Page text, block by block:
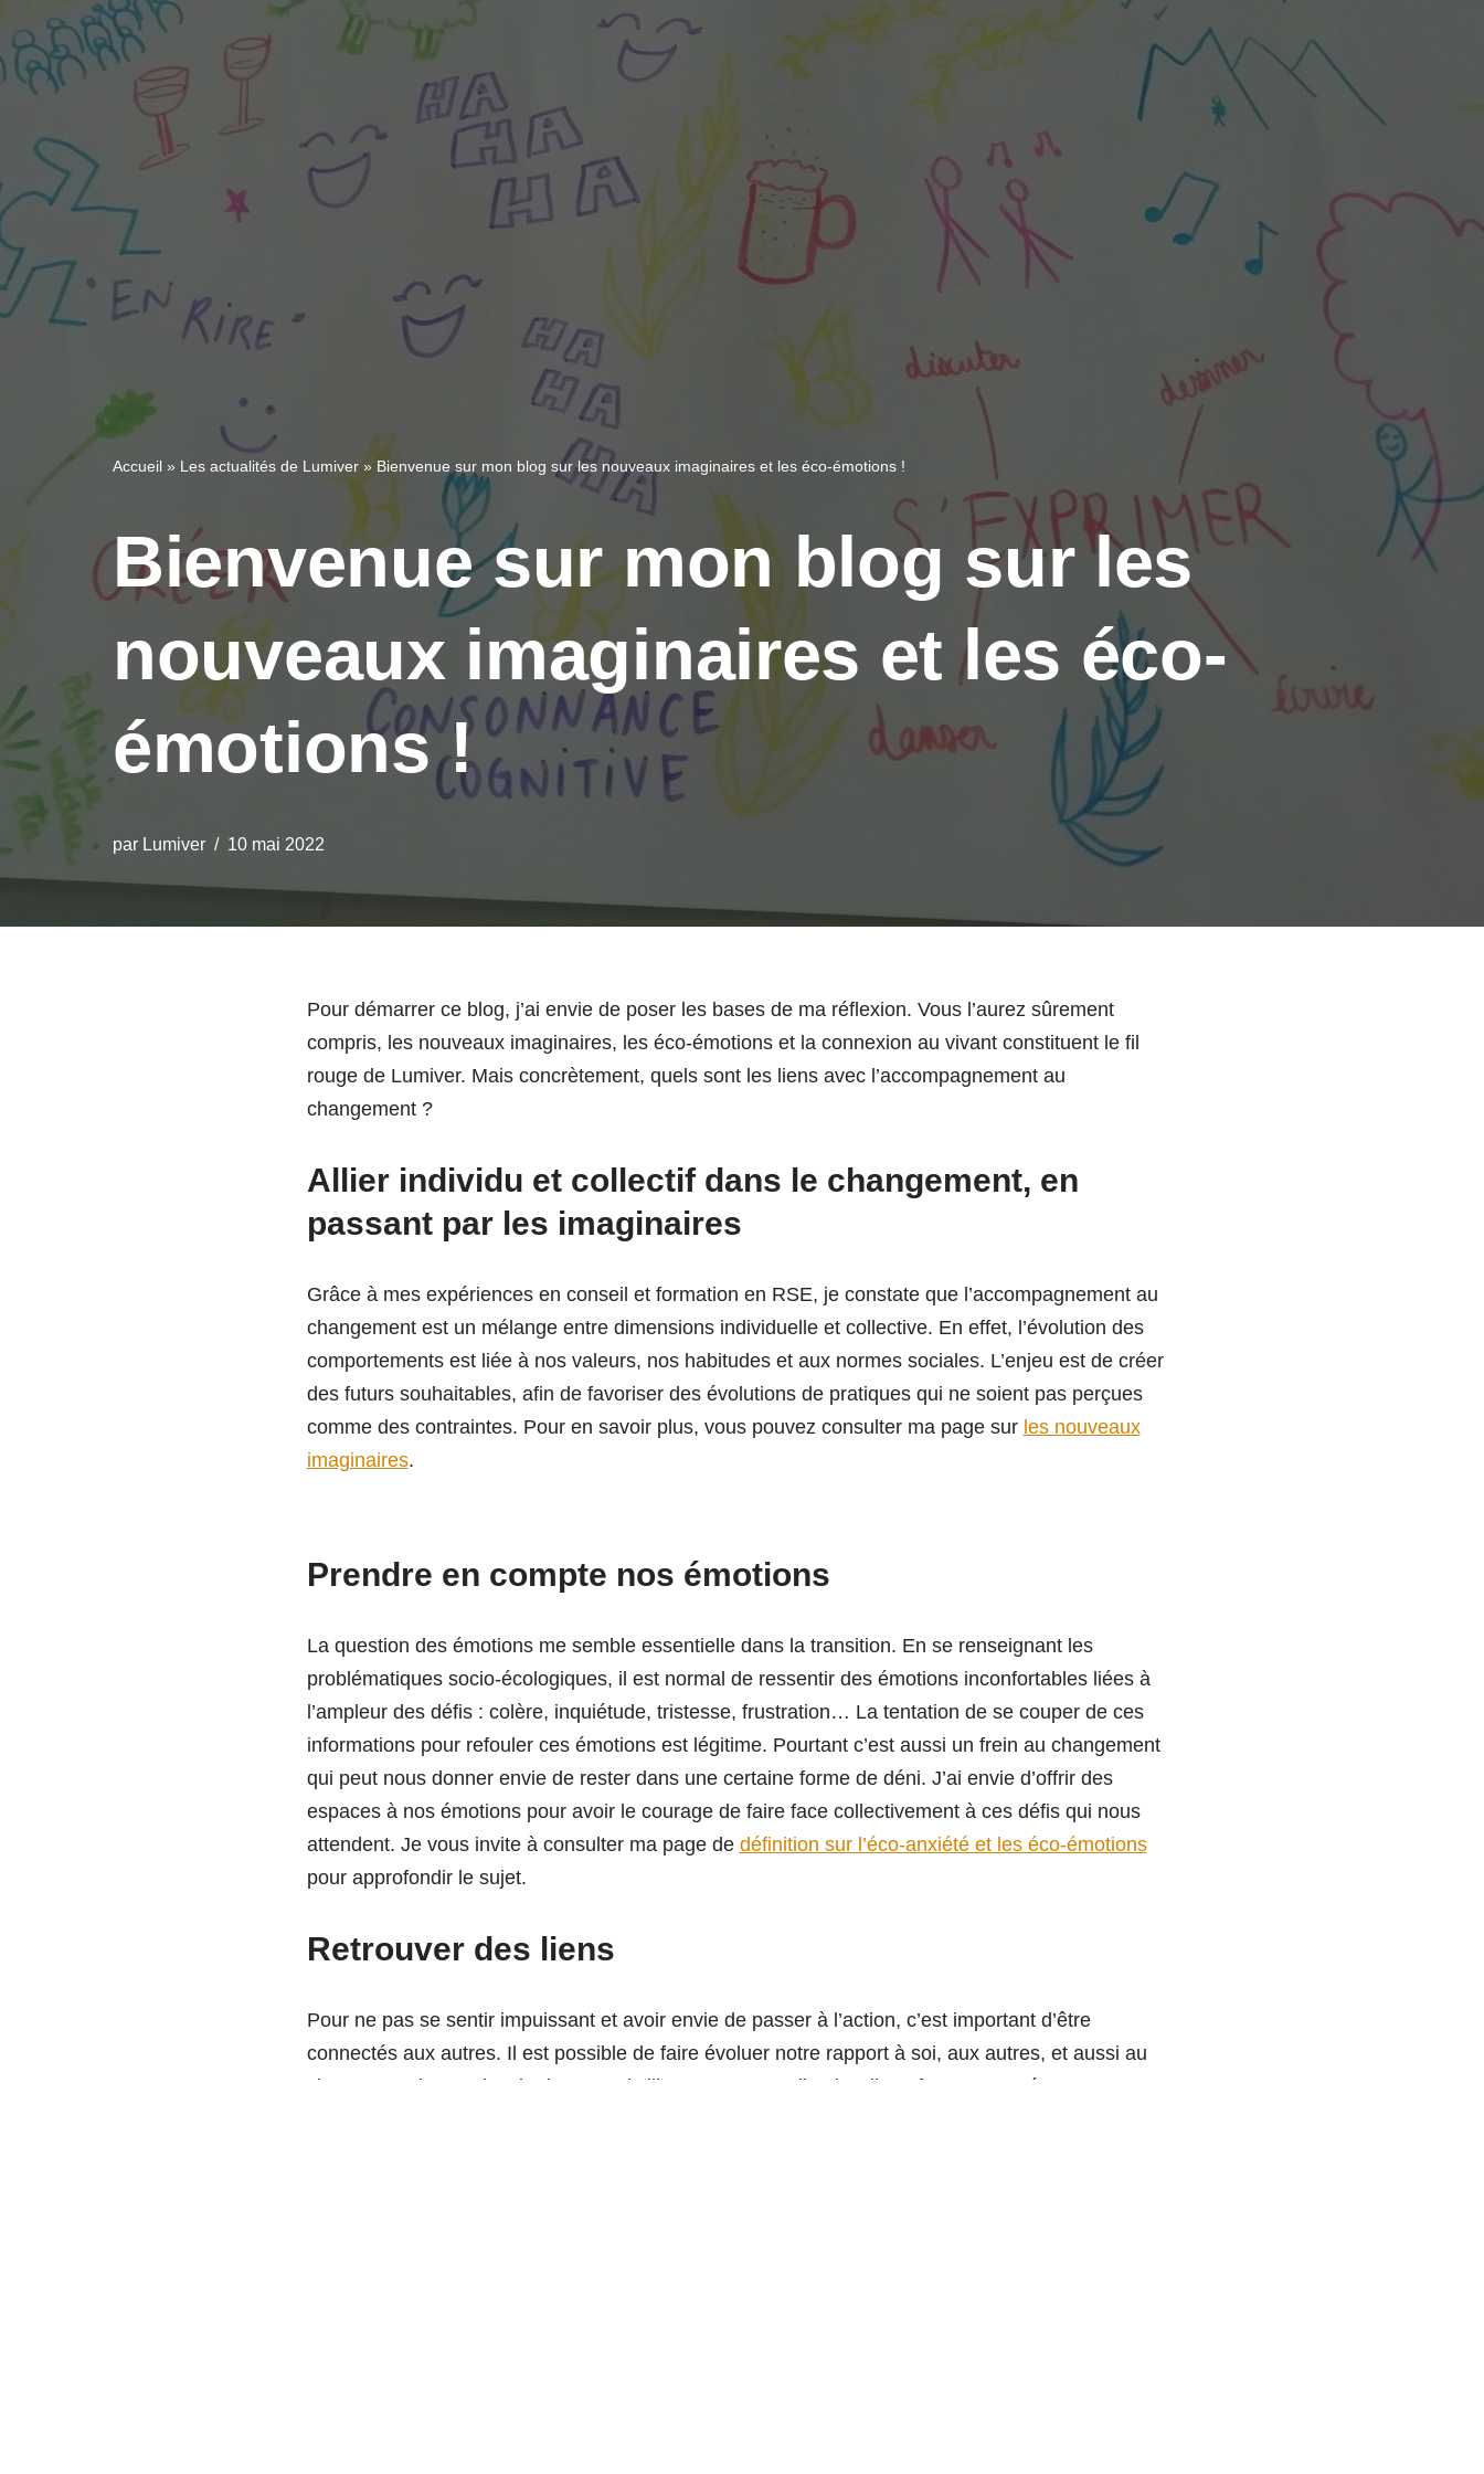
Accueil » Les actualités de Lumiver » Bienvenue sur mon blog sur les nouveaux imaginaires et les éco-émotions !
Bienvenue sur mon blog sur les
nouveaux imaginaires et les éco-
émotions !
par Lumiver 10 mai 2022
Pour démarrer ce blog, j’ai envie de poser les bases de ma réflexion. Vous l’aurez sûrement
compris, les nouveaux imaginaires, les éco-émotions et la connexion au vivant constituent le fil
rouge de Lumiver. Mais concrètement, quels sont les liens avec l’accompagnement au
changement ?
Allier individu et collectif dans le changement, en
passant par les imaginaires
Grâce à mes expériences en conseil et formation en RSE, je constate que l’accompagnement au
changement est un mélange entre dimensions individuelle et collective. En effet, l’évolution des
comportements est liée à nos valeurs, nos habitudes et aux normes sociales. L’enjeu est de créer
des futurs souhaitables, afin de favoriser des évolutions de pratiques qui ne soient pas perçues
comme des contraintes. Pour en savoir plus, vous pouvez consulter ma page sur les nouveaux
imaginaires.
Prendre en compte nos émotions
La question des émotions me semble essentielle dans la transition. En se renseignant les
problématiques socio-écologiques, il est normal de ressentir des émotions inconfortables liées à
l’ampleur des défis : colère, inquiétude, tristesse, frustration… La tentation de se couper de ces
informations pour refouler ces émotions est légitime. Pourtant c’est aussi un frein au changement
qui peut nous donner envie de rester dans une certaine forme de déni. J’ai envie d’offrir des
espaces à nos émotions pour avoir le courage de faire face collectivement à ces défis qui nous
attendent. Je vous invite à consulter ma page de définition sur l’éco-anxiété et les éco-émotions
pour approfondir le sujet.
Retrouver des liens
Pour ne pas se sentir impuissant et avoir envie de passer à l’action, c’est important d’être
connectés aux autres. Il est possible de faire évoluer notre rapport à soi, aux autres, et aussi au
vivant. Une de mes inspirations est d’ailleurs « Le Travail qui Relie », fortement axé sur cette